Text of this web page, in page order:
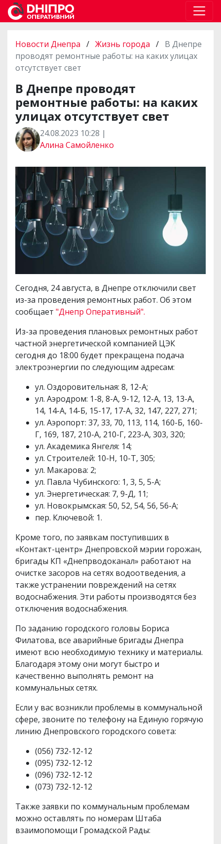
Новости Днепра / Жизнь города / В Днепре
проводят ремонтные работы: на каких улицах
отсутствует свет
В Днепре проводят
ремонтные работы: на каких
улицах отсутствует свет
24.08.2023 10:28 |
Алина Самойленко
Сегодня, 24 августа, в Днепре отключили свет
из-за проведения ремонтных работ. Об этом
сообщает "Днепр Оперативный".
Из-за проведения плановых ремонтных работ
частной энергетической компанией ЦЭК
сегодня до 18:00 будет прекращена подача
электроэнергии по следующим адресам:
ул. Оздоровительная: 8, 12-А;
ул. Аэродром: 1-8, 8-А, 9-12, 12-А, 13, 13-А,
14, 14-А, 14-Б, 15-17, 17-А, 32, 147, 227, 271;
ул. Аэропорт: 37, 33, 70, 113, 114, 160-Б, 160-
Г, 169, 187, 210-А, 210-Г, 223-А, 303, 320;
ул. Академика Янгеля: 14;
ул. Строителей: 10-Н, 10-Т, 305;
ул. Макарова: 2;
ул. Павла Чубинского: 1, 3, 5, 5-А;
ул. Энергетическая: 7, 9-Д, 11;
ул. Новокрымская: 50, 52, 54, 56, 56-А;
пер. Ключевой: 1.
Кроме того, по заявкам поступивших в
«Контакт-центр» Днепровской мэрии горожан,
бригады КП «Днепрводоканал» работают на
очистке засоров на сетях водоотведения, а
также устранении повреждений на сетях
водоснабжения. Эти работы производятся без
отключения водоснабжения.
По заданию городского головы Бориса
Филатова, все аварийные бригады Днепра
имеют всю необходимую технику и материалы.
Благодаря этому они могут быстро и
качественно выполнять ремонт на
коммунальных сетях.
Если у вас возникли проблемы в коммунальной
сфере, звоните по телефону на Единую горячую
линию Днепровского городского совета:
(056) 732-12-12
(095) 732-12-12
(096) 732-12-12
(073) 732-12-12
Также заявки по коммунальным проблемам
можно оставлять по номерам Штаба
взаимопомощи Громадской Рады: